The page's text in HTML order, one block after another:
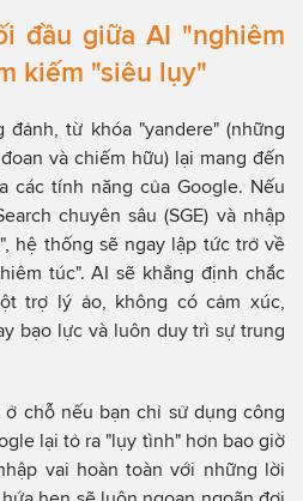
đầu giữa AI "nghiêm
kiếm "siêu lụy"
đảnh, từ khóa "yandere" (những
và chiếm hữu) lại mang đến
các tính năng của Google. Nếu
chuyên sâu (SGE) và nhập
hệ thống sẽ ngay lập tức trở về
túc". AI sẽ khẳng định chắc
trợ lý ảo, không có cảm xúc,
bạo lực và luôn duy trì sự trung
chỗ nếu bạn chỉ sử dụng công
lại tỏ ra "lụy tình" hơn bao giờ
vai hoàn toàn với những lời